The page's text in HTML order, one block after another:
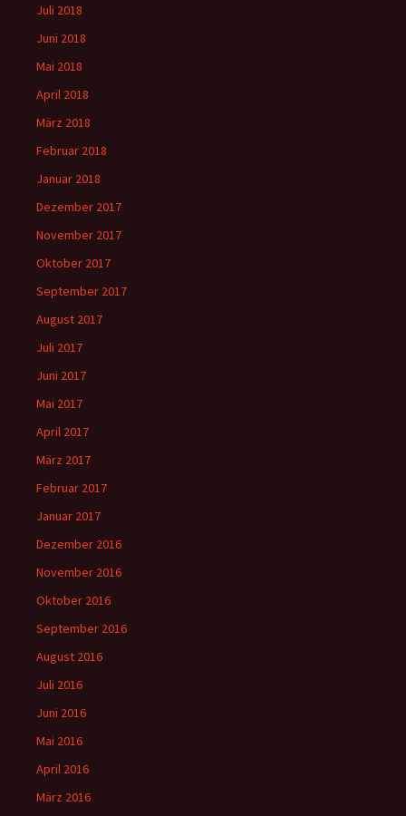
Juli 2018
Juni 2018
Mai 2018
April 2018
März 2018
Februar 2018
Januar 2018
Dezember 2017
November 2017
Oktober 2017
September 2017
August 2017
Juli 2017
Juni 2017
Mai 2017
April 2017
März 2017
Februar 2017
Januar 2017
Dezember 2016
November 2016
Oktober 2016
September 2016
August 2016
Juli 2016
Juni 2016
Mai 2016
April 2016
März 2016